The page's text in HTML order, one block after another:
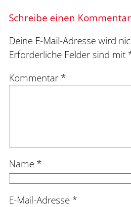
Schreibe einen Kommentar
Deine E-Mail-Adresse wird
Erforderliche Felder sind mit
Kommentar *
Name *
E-Mail-Adresse *